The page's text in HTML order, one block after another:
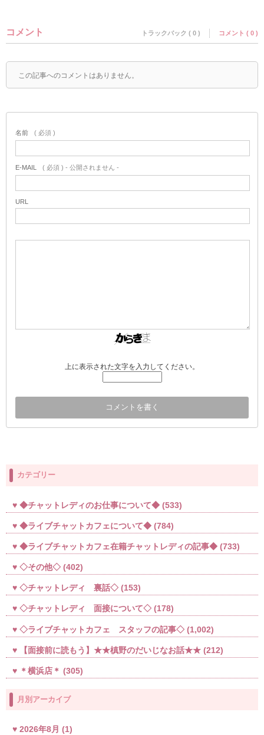
コメント トラックバック ( 0 ) コメント ( 0 )
この記事へのコメントはありません。
名前 ( 必須 )
E-MAIL ( 必須 ) - 公開されません -
URL
上に表示された文字を入力してください。
カテゴリー
◆チャットレディのお仕事について◆ (533)
◆ライブチャットカフェについて◆ (784)
◆ライブチャットカフェ在籍チャットレディの記事◆ (733)
◇その他◇ (402)
◇チャットレディ 裏話◇ (153)
◇チャットレディ 面接について◇ (178)
◇ライブチャットカフェ スタッフの記事◇ (1,002)
【面接前に読もう】★★槙野のだいじなお話★★ (212)
＊横浜店＊ (305)
月別アーカイブ
2026年8月 (1)